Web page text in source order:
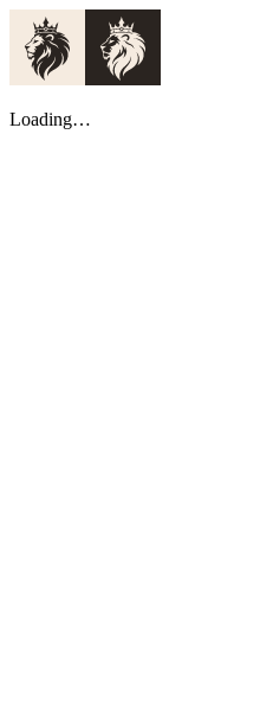
Loading…